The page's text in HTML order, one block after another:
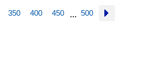
350 400 450 … 500